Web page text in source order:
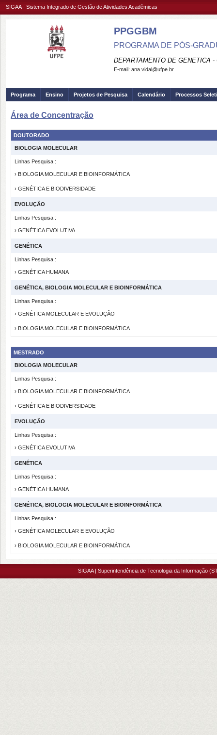
SIGAA - Sistema Integrado de Gestão de Atividades Acadêmicas
PPGGBM
PROGRAMA DE PÓS-
DEPARTAMENTO DE GENETICA -
E-mail: ana.vidal@ufpe.br
Programa Ensino Projetos de Pesquisa Calendário Processos
Área de Concentração
DOUTORADO
BIOLOGIA MOLECULAR
Linhas Pesquisa :
› BIOLOGIA MOLECULAR E BIOINFORMÁTICA
› GENÉTICA E BIODIVERSIDADE
EVOLUÇÃO
Linhas Pesquisa :
› GENÉTICA EVOLUTIVA
GENÉTICA
Linhas Pesquisa :
› GENÉTICA HUMANA
GENÉTICA, BIOLOGIA MOLECULAR E BIOINFORMÁTICA
Linhas Pesquisa :
› GENÉTICA MOLECULAR E EVOLUÇÃO
› BIOLOGIA MOLECULAR E BIOINFORMÁTICA
MESTRADO
BIOLOGIA MOLECULAR
Linhas Pesquisa :
› BIOLOGIA MOLECULAR E BIOINFORMÁTICA
› GENÉTICA E BIODIVERSIDADE
EVOLUÇÃO
Linhas Pesquisa :
› GENÉTICA EVOLUTIVA
GENÉTICA
Linhas Pesquisa :
› GENÉTICA HUMANA
GENÉTICA, BIOLOGIA MOLECULAR E BIOINFORMÁTICA
Linhas Pesquisa :
› GENÉTICA MOLECULAR E EVOLUÇÃO
› BIOLOGIA MOLECULAR E BIOINFORMÁTICA
SIGAA | Superintendência de Tecnologia da Informação